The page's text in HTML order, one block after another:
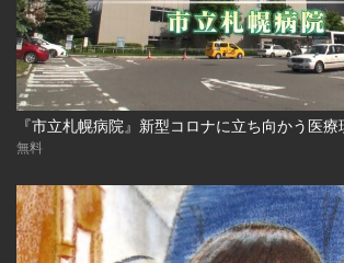
『市立札幌病院』新型コロナに立ち向かう医療
無料